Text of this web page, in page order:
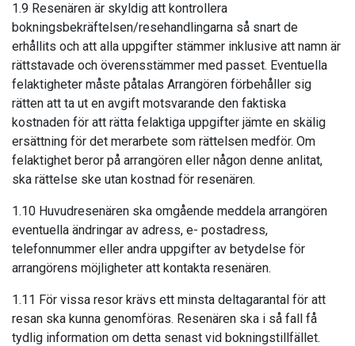
1.9 Resenären är skyldig att kontrollera
bokningsbekräftelsen/resehandlingarna så snart de
erhållits och att alla uppgifter stämmer inklusive att namn är
rättstavade och överensstämmer med passet. Eventuella
felaktigheter måste påtalas Arrangören förbehåller sig
rätten att ta ut en avgift motsvarande den faktiska
kostnaden för att rätta felaktiga uppgifter jämte en skälig
ersättning för det merarbete som rättelsen medför. Om
felaktighet beror på arrangören eller någon denne anlitat,
ska rättelse ske utan kostnad för resenären.
1.10 Huvudresenären ska omgående meddela arrangören
eventuella ändringar av adress, e- postadress,
telefonnummer eller andra uppgifter av betydelse för
arrangörens möjligheter att kontakta resenären.
1.11 För vissa resor krävs ett minsta deltagarantal för att
resan ska kunna genomföras. Resenären ska i så fall få
tydlig information om detta senast vid bokningstillfället.